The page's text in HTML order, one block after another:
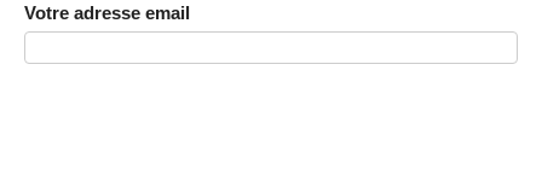
Votre adresse email